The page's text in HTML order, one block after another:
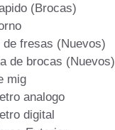
(Brocas)
de fresas (Nuevos)
de brocas (Nuevos)
mig
analogo
digital